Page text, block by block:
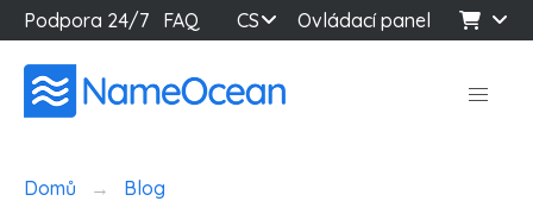
Podpora 24/7 FAQ CS Ovládací panel
Domů
Blog